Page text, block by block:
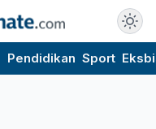
Pendidikan Sport